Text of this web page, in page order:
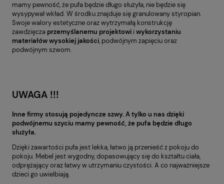
mamy pewność, że pufa będzie długo służyła, nie będzie się
wysypywał wkład. W środku znajduje się granulowany styropian.
Swoje walory estetyczne oraz wytrzymałą konstrukcję
zawdzięcza przemyślanemu projektowi i wykorzystaniu
materiałów wysokiej jakości, podwójnym zapięciu oraz
podwójnym szwom.
UWAGA !!!
Inne firmy stosują pojedyncze szwy. A tylko u nas dzięki
podwójnemu szyciu mamy pewność, że pufa będzie długo
służyła.
Dzięki zawartości pufa jest lekka, łatwo ją przenieść z pokoju do
pokoju. Mebel jest wygodny, dopasowujący się do kształtu ciała,
odprężający oraz łatwy w utrzymaniu czystości. A co najważniejsze
dzieci go uwielbiają.